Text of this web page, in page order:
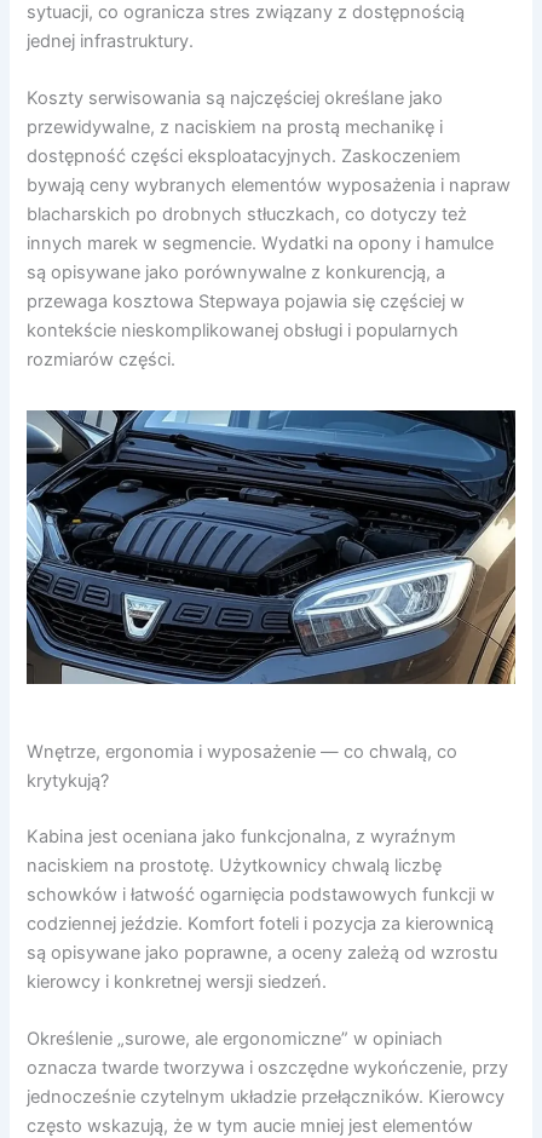
sytuacji, co ogranicza stres związany z dostępnością
jednej infrastruktury.
Koszty serwisowania są najczęściej określane jako
przewidywalne, z naciskiem na prostą mechanikę i
dostępność części eksploatacyjnych. Zaskoczeniem
bywają ceny wybranych elementów wyposażenia i napraw
blacharskich po drobnych stłuczkach, co dotyczy też
innych marek w segmencie. Wydatki na opony i hamulce
są opisywane jako porównywalne z konkurencją, a
przewaga kosztowa Stepwaya pojawia się częściej w
kontekście nieskomplikowanej obsługi i popularnych
rozmiarów części.
Wnętrze, ergonomia i wyposażenie — co chwalą, co
krytykują?
Kabina jest oceniana jako funkcjonalna, z wyraźnym
naciskiem na prostotę. Użytkownicy chwalą liczbę
schowków i łatwość ogarnięcia podstawowych funkcji w
codziennej jeździe. Komfort foteli i pozycja za kierownicą
są opisywane jako poprawne, a oceny zależą od wzrostu
kierowcy i konkretnej wersji siedzeń.
Określenie „surowe, ale ergonomiczne” w opiniach
oznacza twarde tworzywa i oszczędne wykończenie, przy
jednocześnie czytelnym układzie przełączników. Kierowcy
często wskazują, że w tym aucie mniej jest elementów